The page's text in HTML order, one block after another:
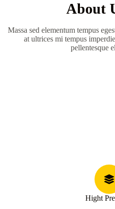
About
Massa sed elementum tempus
at ultrices mi tempus
pellentesque
Hight